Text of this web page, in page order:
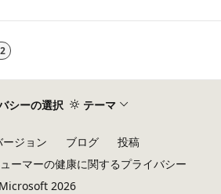
シーの選択 テーマ
ジョン ブログ
投稿
ーマーの健康に関するプライバシー
2026